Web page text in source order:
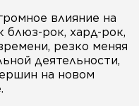
влияние на
блюз-рок, хард-рок,
резко меняя
деятельности,
на новом